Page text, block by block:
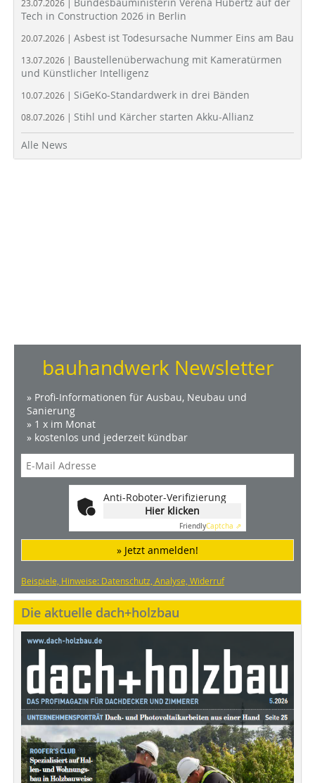
23.07.2026 |
Tech in Construction 2026 in Berlin
20.07.2026 | Asbest ist Todesursache Nummer Eins am Bau
13.07.2026 | Baustellenüberwachung mit Kameratürmen
und Künstlicher Intelligenz
10.07.2026 | SiGeKo-Standardwerk in drei Bänden
08.07.2026 | Stihl und Kärcher starten Akku-Allianz
Alle News
bauhandwerk Newsletter
» Profi-Informationen für Ausbau, Neubau und
Sanierung
» 1 x im Monat
» kostenlos und jederzeit kündbar
Anti-Roboter-Verifizierung
Hier klicken
FriendlyCaptcha ⇗
» Jetzt anmelden!
Beispiele, Hinweise: Datenschutz, Analyse, Widerruf
Die aktuelle dach+holzbau